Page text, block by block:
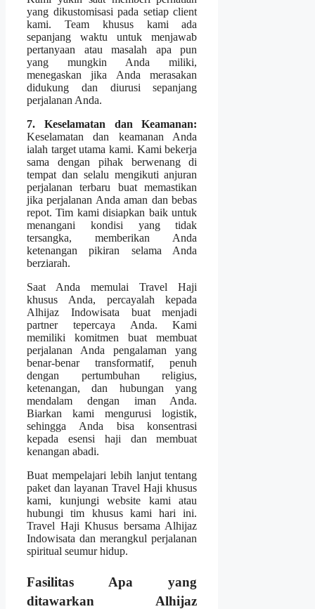
yang dikustomisasi pada setiap client
kami. Team khusus kami ada
sepanjang waktu untuk menjawab
pertanyaan atau masalah apa pun
yang mungkin Anda miliki,
menegaskan jika Anda merasakan
didukung dan diurusi sepanjang
perjalanan Anda.
7. Keselamatan dan Keamanan:
Keselamatan dan keamanan Anda
ialah target utama kami. Kami bekerja
sama dengan pihak berwenang di
tempat dan selalu mengikuti anjuran
perjalanan terbaru buat memastikan
jika perjalanan Anda aman dan bebas
repot. Tim kami disiapkan baik untuk
menangani kondisi yang tidak
tersangka, memberikan Anda
ketenangan pikiran selama Anda
berziarah.
Saat Anda memulai Travel Haji
khusus Anda, percayalah kepada
Alhijaz Indowisata buat menjadi
partner tepercaya Anda. Kami
memiliki komitmen buat membuat
perjalanan Anda pengalaman yang
benar-benar transformatif, penuh
dengan pertumbuhan religius,
ketenangan, dan hubungan yang
mendalam dengan iman Anda.
Biarkan kami mengurusi logistik,
sehingga Anda bisa konsentrasi
kepada esensi haji dan membuat
kenangan abadi.
Buat mempelajari lebih lanjut tentang
paket dan layanan Travel Haji khusus
kami, kunjungi website kami atau
hubungi tim khusus kami hari ini.
Travel Haji Khusus bersama Alhijaz
Indowisata dan merangkul perjalanan
spiritual seumur hidup.
Fasilitas Apa yang
ditawarkan Alhijaz